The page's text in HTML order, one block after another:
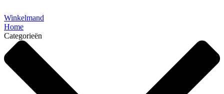
Winkelmand
Home
Categorieën